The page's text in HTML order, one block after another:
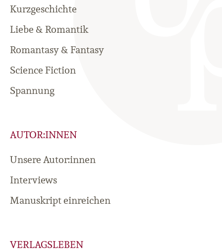
Kurzgeschichte
Liebe & Romantik
Romantasy & Fantasy
Science Fiction
Spannung
AUTOR:INNEN
Unsere Autor:innen
Interviews
Manuskript einreichen
VERLAGSLEBEN